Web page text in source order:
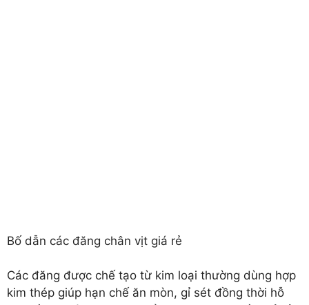
Bố dẫn các đăng chân vịt giá rẻ
Các đăng được chế tạo từ kim loại thường dùng hợp
kim thép giúp hạn chế ăn mòn, gỉ sét đồng thời hỗ